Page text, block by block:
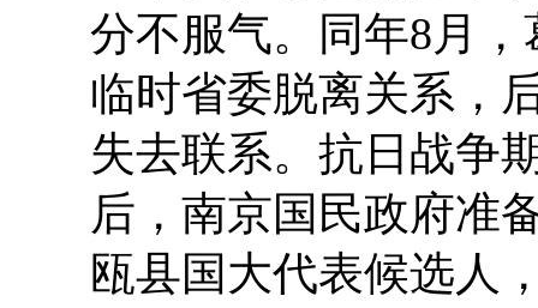
分不服气。同年8月
临时省委脱离关系，
失去联系。抗日战争
后，南京国民政府准
瓯县国大代表候选人